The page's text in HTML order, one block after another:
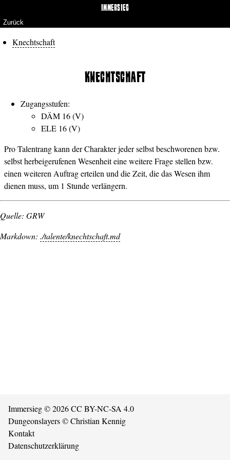
IMMERSIEG
Zurück
Knechtschaft
KNECHTSCHAFT
Zugangsstufen:
DÄM 16 (V)
ELE 16 (V)
Pro Talentrang kann der Charakter jeder selbst beschworenen bzw.
selbst herbeigerufenen Wesenheit eine weitere Frage stellen bzw.
einen weiteren Auftrag erteilen und die Zeit, die das Wesen ihm
dienen muss, um 1 Stunde verlängern.
Quelle: GRW
Markdown: ./talente/knechtschaft.md
Immersieg© 2026CC BY-NC-SA 4.0
Dungeonslayers© Christian Kennig
Kontakt
Datenschutzerklärung